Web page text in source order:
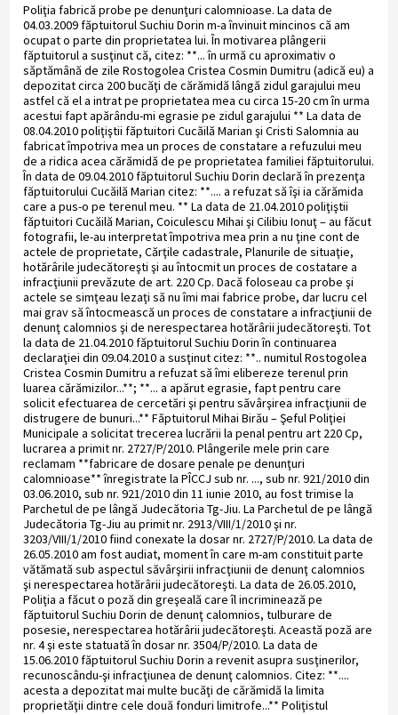
Poliţia fabrică probe pe denunţuri calomnioase. La data de
04.03.2009 făptuitorul Suchiu Dorin m-a învinuit mincinos că am
ocupat o parte din proprietatea lui. În motivarea plângerii
făptuitorul a susţinut că, citez: **... în urmă cu aproximativ o
săptămână de zile Rostogolea Cristea Cosmin Dumitru (adică eu) a
depozitat circa 200 bucăţi de cărămidă lângă zidul garajului meu
astfel că el a intrat pe proprietatea mea cu circa 15-20 cm în urma
acestui fapt apărându-mi egrasie pe zidul garajului ** La data de
08.04.2010 poliţiştii făptuitori Cucăilă Marian şi Cristi Salomnia au
fabricat împotriva mea un proces de constatare a refuzului meu
de a ridica acea cărămidă de pe proprietatea familiei făptuitorului.
În data de 09.04.2010 făptuitorul Suchiu Dorin declară în prezenţa
făptuitorului Cucăilă Marian citez: **.... a refuzat să îşi ia cărămida
care a pus-o pe terenul meu. ** La data de 21.04.2010 poliţiştii
făptuitori Cucăilă Marian, Coiculescu Mihai şi Cilibiu Ionuţ – au făcut
fotografii, le-au interpretat împotriva mea prin a nu ţine cont de
actele de proprietate, Cărţile cadastrale, Planurile de situaţie,
hotărârile judecătoreşti şi au întocmit un proces de costatare a
infracţiunii prevăzute de art. 220 Cp. Dacă foloseau ca probe şi
actele se simţeau lezaţi să nu îmi mai fabrice probe, dar lucru cel
mai grav să întocmească un proces de constatare a infracţiunii de
denunţ calomnios şi de nerespectarea hotărârii judecătoreşti. Tot
la data de 21.04.2010 făptuitorul Suchiu Dorin în continuarea
declaraţiei din 09.04.2010 a susţinut citez: **.. numitul Rostogolea
Cristea Cosmin Dumitru a refuzat să îmi elibereze terenul prin
luarea cărămizilor...**; **... a apărut egrasie, fapt pentru care
solicit efectuarea de cercetări şi pentru săvârşirea infracţiunii de
distrugere de bunuri...** Făptuitorul Mihai Birău – Şeful Poliţiei
Municipale a solicitat trecerea lucrării la penal pentru art 220 Cp,
lucrarea a primit nr. 2727/P/2010. Plângerile mele prin care
reclamam **fabricare de dosare penale pe denunţuri
calomnioase** înregistrate la PÎCCJ sub nr. ..., sub nr. 921/2010 din
03.06.2010, sub nr. 921/2010 din 11 iunie 2010, au fost trimise la
Parchetul de pe lângă Judecătoria Tg-Jiu. La Parchetul de pe lângă
Judecătoria Tg-Jiu au primit nr. 2913/VIII/1/2010 şi nr.
3203/VIII/1/2010 fiind conexate la dosar nr. 2727/P/2010. La data de
26.05.2010 am fost audiat, moment în care m-am constituit parte
vătămată sub aspectul săvârşirii infracţiunii de denunţ calomnios
şi nerespectarea hotărârii judecătoreşti. La data de 26.05.2010,
Poliţia a făcut o poză din greşeală care îl incriminează pe
făptuitorul Suchiu Dorin de denunţ calomnios, tulburare de
posesie, nerespectarea hotărârii judecătoreşti. Această poză are
nr. 4 şi este statuată în dosar nr. 3504/P/2010. La data de
15.06.2010 făptuitorul Suchiu Dorin a revenit asupra susţinerilor,
recunoscându-şi infracţiunea de denunţ calomnios. Citez: **....
acesta a depozitat mai multe bucăţi de cărămidă la limita
proprietăţii dintre cele două fonduri limitrofe...** Poliţistul